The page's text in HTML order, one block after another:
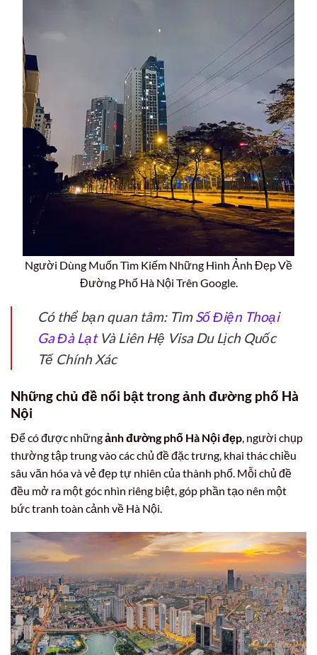
Người Dùng Muốn Tìm Kiếm Những Hình Ảnh Đẹp Về
Đường Phố Hà Nội Trên Google.
Có thể bạn quan tâm: TìmSố Điện Thoại
Ga Đà LạtVà Liên Hệ Visa Du Lịch Quốc
Tế Chính Xác
Những chủ đề nổi bật trong ảnh đường phố Hà
Nội
Để có được nhữngảnh đường phố Hà Nội đẹp , người chụp
thường tập trung vào các chủ đề đặc trưng, khai thác chiều
sâu văn hóa và vẻ đẹp tự nhiên của thành phố. Mỗi chủ đề
đều mở ra một góc nhìn riêng biệt, góp phần tạo nên một
bức tranh toàn cảnh về Hà Nội.